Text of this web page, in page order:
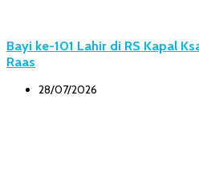
Bayi ke-101 Lahir di RS Kapal
Raas
28/07/2026